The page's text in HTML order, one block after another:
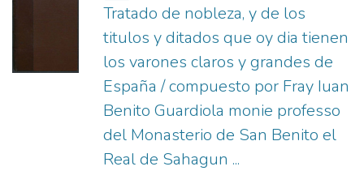
Tratado de nobleza, y de los
titulos y ditados que oy dia tienen
los varones claros y grandes de
España / compuesto por Fray Iuan
Benito Guardiola monie professo
del Monasterio de San Benito el
Real de Sahagun ...